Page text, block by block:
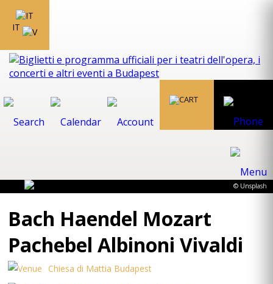
IT
© Unsplash
Bach Haendel Mozart
Pachebel Albinoni Vivaldi
Chiesa di Mattia Budapest